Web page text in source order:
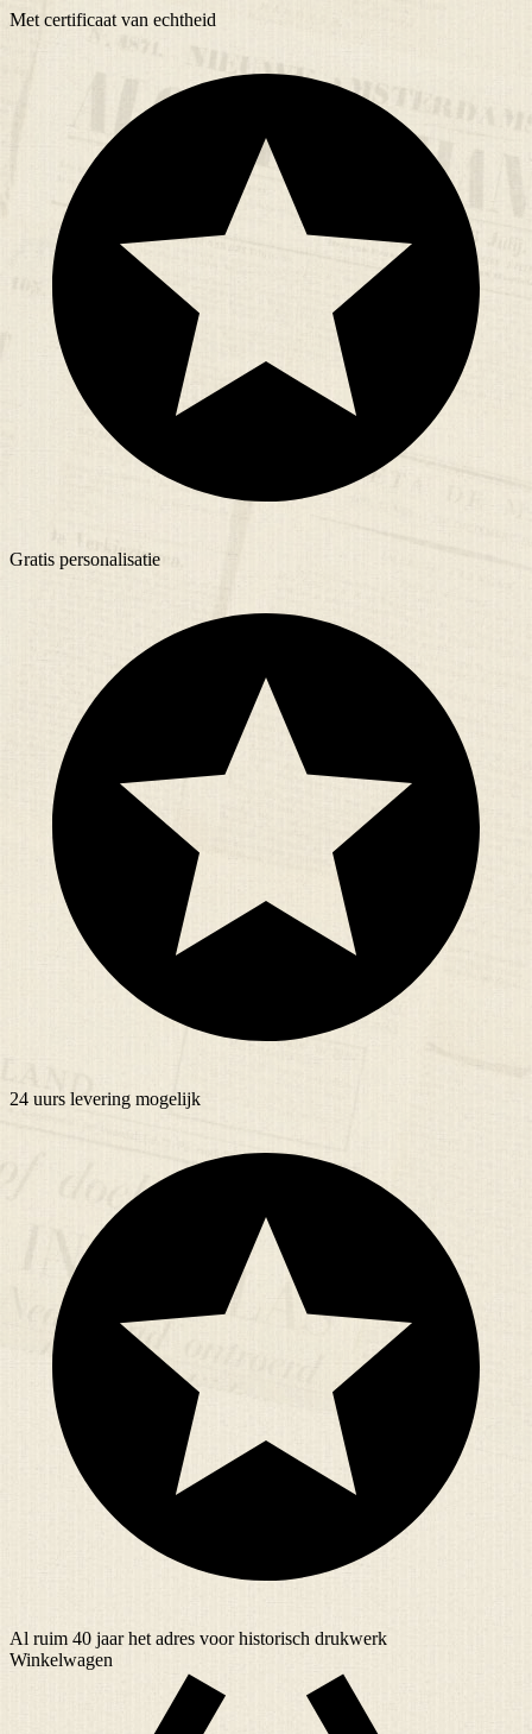
Met certificaat van echtheid
Gratis personalisatie
24 uurs levering mogelijk
Al ruim 40 jaarhet adres voor historisch drukwerk
Winkelwagen